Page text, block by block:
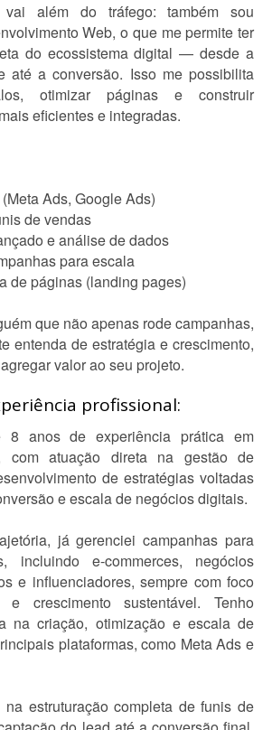
vai além do tráfego: também sou
Web, o que me permite ter
do ecossistema digital — desde a
até a conversão. Isso me possibilita
otimizar páginas e construir
eficientes e integradas.
Ads, Google Ads)
de vendas
e análise de dados
para escala
de páginas (landing pages)
que não apenas rode campanhas,
entenda de estratégia e crescimento,
valor ao seu projeto.
profissional:
8 anos de experiência prática em
com atuação direta na gestão de
de estratégias voltadas
e escala de negócios digitais.
já gerenciei campanhas para
incluindo e-commerces, negócios
e influenciadores, sempre com foco
e crescimento sustentável. Tenho
na criação, otimização e escala de
plataformas, como Meta Ads e
estruturação completa de funis de